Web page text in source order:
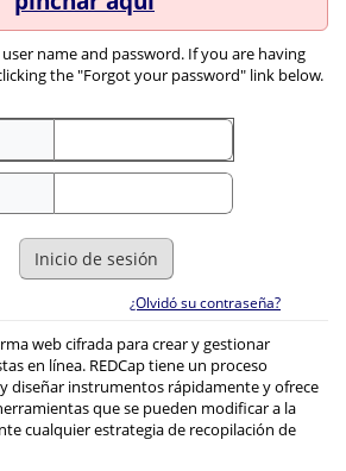
name and password. If you are having
the "Forgot your password" link below.
Inicio de sesión
¿Olvidó su contraseña?
web cifrada para crear y gestionar
en línea. REDCap tiene un proceso
diseñar instrumentos rápidamente y ofrece
que se pueden modificar a la
cualquier estrategia de recopilación de